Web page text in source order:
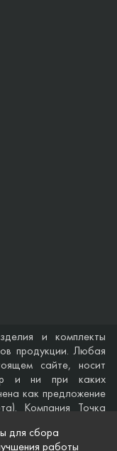
и комплекты
продукции. Любая
сайте, носит
и ни при каких
как предложение
Компания Точка
сайте, а также по
для сбора
работы